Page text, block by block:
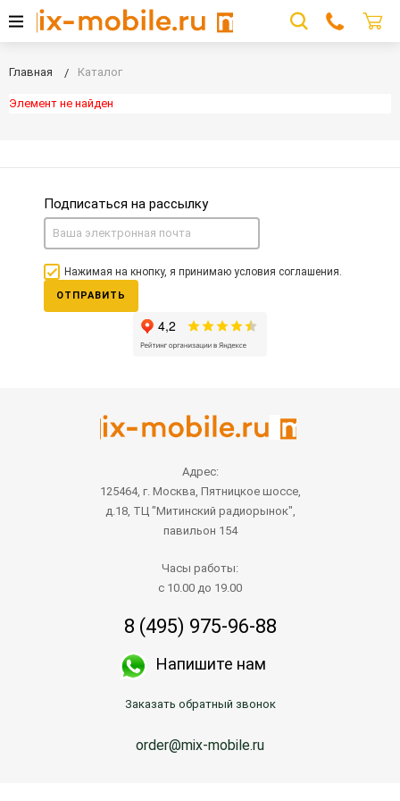
Главная Каталог
Элемент не найден
Подписаться на рассылку
Нажимая на кнопку, я принимаю условия соглашения.
ОТПРАВИТЬ
Адрес:
125464, г. Москва, Пятницкое шоссе,
д.18, ТЦ "Митинский радиорынок",
павильон 154
Часы работы:
с 10.00 до 19.00
8 (495) 975-96-88
Напишите нам
Заказать обратный звонок
order@mix-mobile.ru